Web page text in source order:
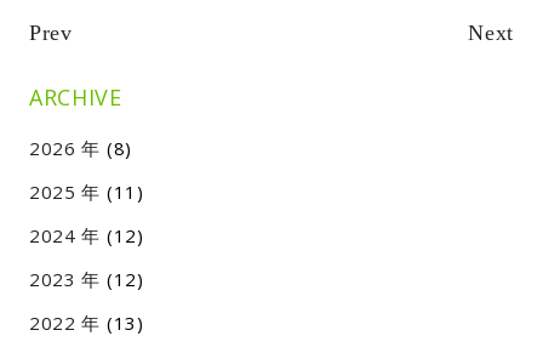
Prev Next
ARCHIVE
2026
(8)
2025
(11)
2024
(12)
2023
(12)
2022
(13)